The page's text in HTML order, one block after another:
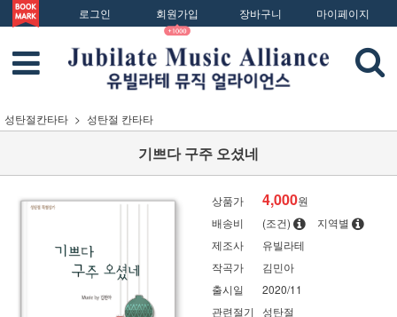
로그인 회원가입 장바구니 마이페이지
성탄절칸타타 성탄절 칸타타
기쁘다 구주 오셨네
상품가 4,000원
배송비
(조건)
지역별
제조사
유빌라테
작곡가
김민아
출시일
2020/11
관련절기
성탄절